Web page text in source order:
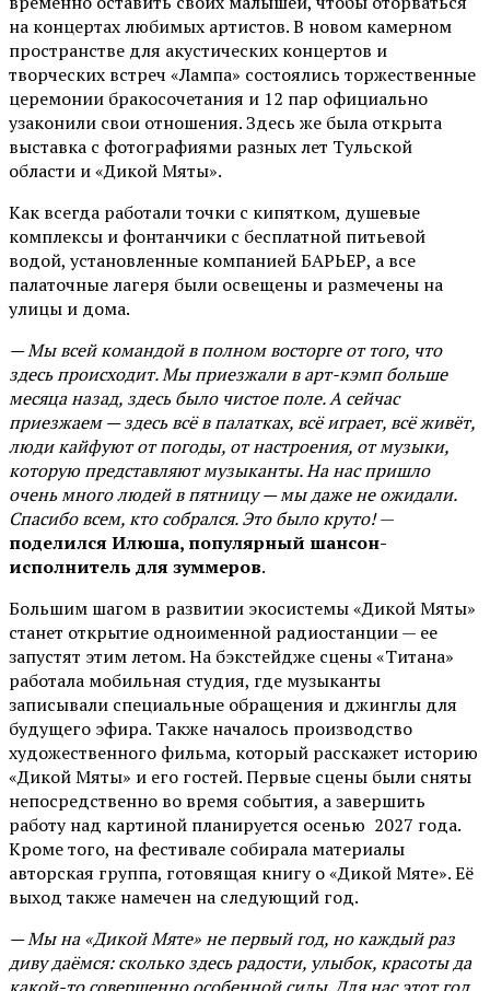
на концертах любимых артистов. В новом камерном
пространстве для акустических концертов и
творческих встреч «Лампа» состоялись торжественные
церемонии бракосочетания и 12 пар официально
узаконили свои отношения. Здесь же была открыта
выставка с фотографиями разных лет Тульской
области и «Дикой Мяты».
Как всегда работали точки с кипятком, душевые
комплексы и фонтанчики с бесплатной питьевой
водой, установленные компанией БАРЬЕР, а все
палаточные лагеря были освещены и размечены на
улицы и дома.
— Мы всей командой в полном восторге от того, что
здесь происходит. Мы приезжали в арт-кэмп больше
месяца назад, здесь было чистое поле. А сейчас
приезжаем — здесь всё в палатках, всё играет, всё живёт,
люди кайфуют от погоды, от настроения, от музыки,
которую представляют музыканты. На нас пришло
очень много людей в пятницу — мы даже не ожидали.
Спасибо всем, кто собрался. Это было круто!—
поделился Илюша, популярный шансон-
исполнитель для зуммеров.
Большим шагом в развитии экосистемы «Дикой Мяты»
станет открытие одноименной радиостанции — ее
запустят этим летом. На бэкстейдже сцены «Титана»
работала мобильная студия, где музыканты
записывали специальные обращения и джинглы для
будущего эфира. Также началось производство
художественного фильма, который расскажет историю
«Дикой Мяты» и его гостей. Первые сцены были сняты
непосредственно во время события, а завершить
работу над картиной планируется осенью 2027 года.
Кроме того, на фестивале собирала материалы
авторская группа, готовящая книгу о «Дикой Мяте». Её
выход также намечен на следующий год.
— Мы на «Дикой Мяте» не первый год, но каждый раз
диву даёмся: сколько здесь радости, улыбок, красоты да